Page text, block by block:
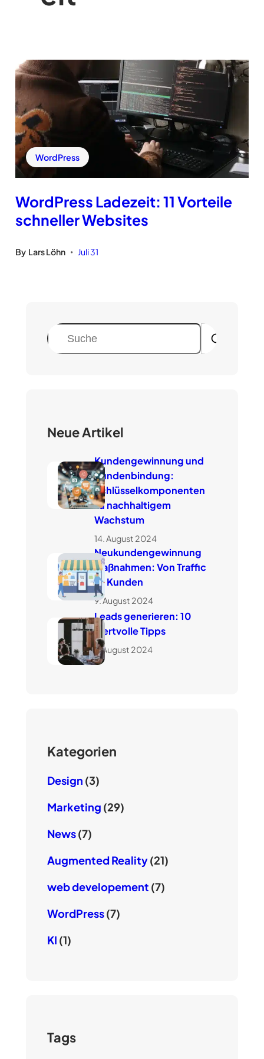
WordPress
WordPress Ladezeit: 11 Vorteile
schneller Websites
By Lars Löhn • Juli 31
S
u
Neue Artikel
Kundengewinnung und
Kundenbindung:
Schlüsselkomponenten
zu nachhaltigem
Wachstum
14. August 2024
Neukundengewinnung
Maßnahmen: Von Traffic
zu Kunden
9. August 2024
Leads generieren: 10
wertvolle Tipps
7. August 2024
Kategorien
Design (3)
Marketing (29)
News(7)
Augmented Reality(21)
web developement (7)
WordPress(7)
KI (1)
Tags